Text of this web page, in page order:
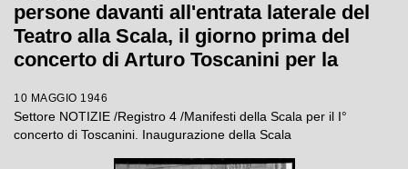
persone davanti all'entrata laterale del
Teatro alla Scala, il giorno prima del
concerto di Arturo Toscanini per la
guerra
10 MAGGIO 1946
Settore NOTIZIE /Registro 4 /Manifesti della Scala per il I°
concerto di Toscanini. Inaugurazione della Scala